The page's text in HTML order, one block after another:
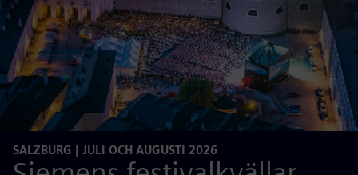
SALZBURG | JULI OCH AUGUSTI 2026